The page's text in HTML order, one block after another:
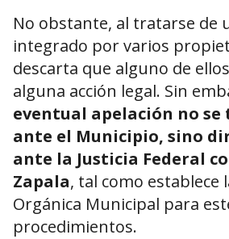
No obstante, al tratarse de
integrado por varios
descarta que alguno de
alguna acción legal. Sin
eventual apelación no
ante el Municipio, sino
ante la Justicia Federal
Zapala, tal como establece
Orgánica Municipal para
procedimientos.